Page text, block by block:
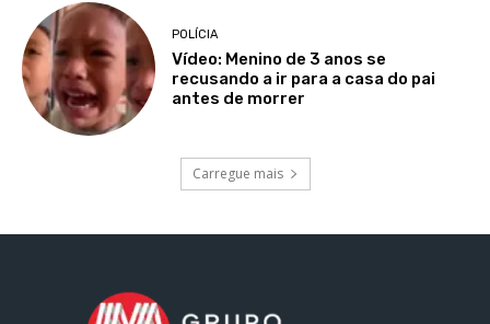
POLÍCIA
Vídeo: Menino de 3 anos se
recusando a ir para a casa do pai
antes de morrer
Carregue mais